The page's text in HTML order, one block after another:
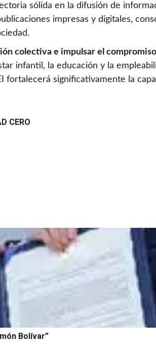
sólida en la difusión de
impresas y digitales,
colectiva e impulsar el compromiso
infantil, la educación y la
fortalecerá significativamente la
CERO
Bolívar”